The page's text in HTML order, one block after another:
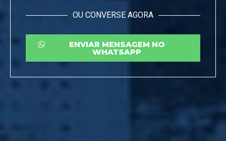
OU CONVERSE AGORA
ENVIAR MENSAGEM NO
WHATSAPP